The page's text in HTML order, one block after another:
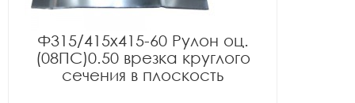
Ф315/415x415-60 Рулон оц.
(08ПС)0.50 врезка круглого
сечения в плоскость